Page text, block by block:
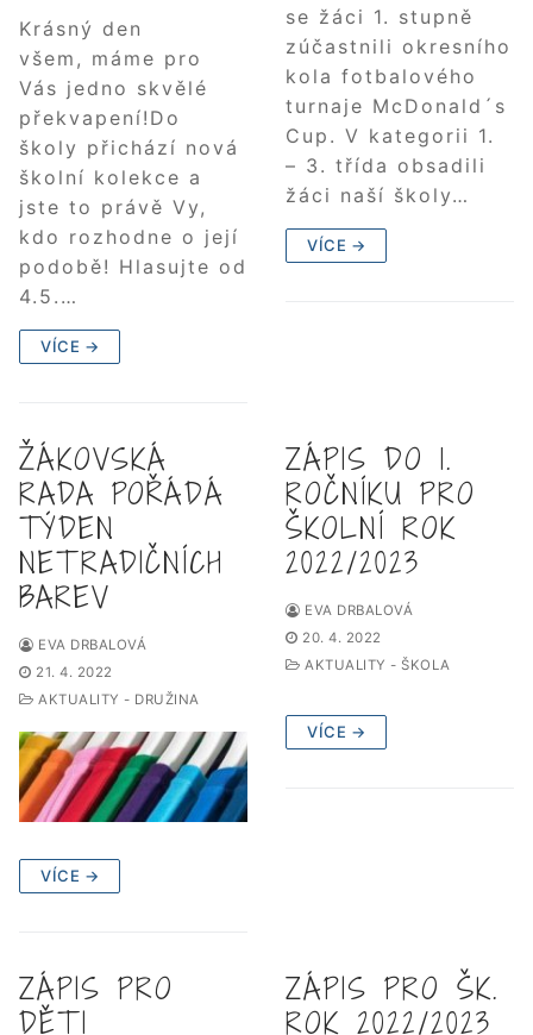
Krásný den
všem, máme pro
Vás jedno skvělé
překvapení!Do
školy přichází nová
školní kolekce a
jste to právě Vy,
kdo rozhodne o její
podobě! Hlasujte od
4.5.…
VÍCE →
se žáci 1. stupně
zúčastnili okresního
kola fotbalového
turnaje McDonald´s
Cup. V kategorii 1.
– 3. třída obsadili
žáci naší školy…
VÍCE →
ŽÁKOVSKÁ
RADA POŘÁDÁ
TÝDEN
NETRADIČNÍCH
BAREV
EVA DRBALOVÁ
21. 4. 2022
AKTUALITY - DRUŽINA
VÍCE →
ZÁPIS DO 1.
ROČNÍKU PRO
ŠKOLNÍ ROK
2022/2023
EVA DRBALOVÁ
20. 4. 2022
AKTUALITY - ŠKOLA
VÍCE →
ZÁPIS PRO
DĚTI
ZÁPIS PRO ŠK.
ROK 2022/2023